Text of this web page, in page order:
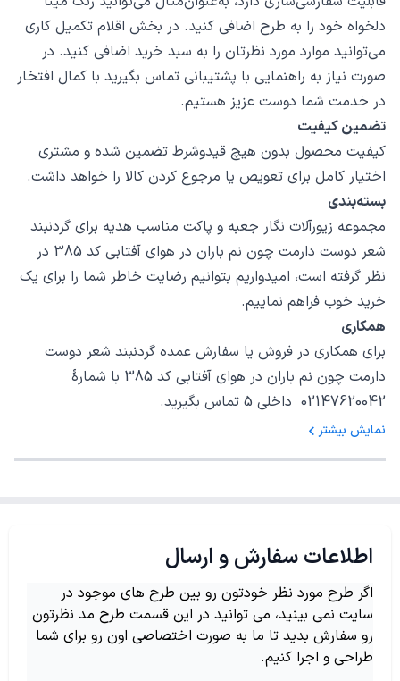
دلخواه خود را به طرح اضافی کنید. در بخش اقلام تکمیل کاری
می‌توانید موارد مورد نظرتان را به سبد خرید اضافی کنید. در
صورت نیاز به راهنمایی با پشتیبانی تماس بگیرید با کمال افتخار
در خدمت شما دوست عزیز هستیم.
تضمین کیفیت
کیفیت محصول بدون هیچ قیدوشرط تضمین شده و مشتری
اختیار کامل برای تعویض یا مرجوع کردن کالا را خواهد داشت.
بسته‌بندی
مجموعه زیورآلات نگار جعبه و پاکت مناسب هدیه برای گردنبند
شعر دوست دارمت چون نم باران در هوای آفتابی کد 385 در
نظر گرفته است، امیدواریم بتوانیم رضایت خاطر شما را برای یک
خرید خوب فراهم نماییم.
همکاری
برای همکاری در فروش یا سفارش عمده گردنبند شعر دوست
دارمت چون نم باران در هوای آفتابی کد 385 با شمارهٔ
02147620042 داخلی 5 تماس بگیرید.
نمایش بیشتر
اطلاعات سفارش و ارسال
اگر طرح مورد نظر خودتون رو بین طرح های موجود در
سایت نمی بینید، می توانید در این قسمت طرح مد نظرتون
رو سفارش بدید تا ما به صورت اختصاصی اون رو برای شما
طراحی و اجرا کنیم.